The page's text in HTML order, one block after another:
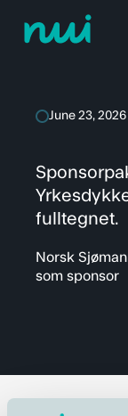
June 23, 2026
fulltegnet.
Norsk
som sponsor